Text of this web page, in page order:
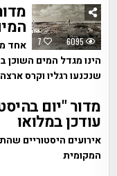
7 6095
אחד
הינו מגדל המים
שנכנעו רגליו וקרס
מדור "יום
עודכן במלואו
אירועים היסטוריים
המקומית